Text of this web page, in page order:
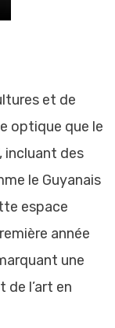
et de
optique que le
incluant des
le Guyanais
espace
année
une
l’art en